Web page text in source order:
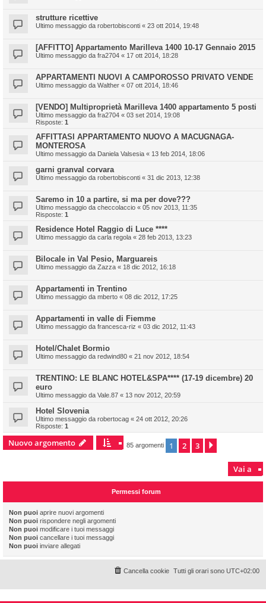
strutture ricettive
Ultimo messaggio da robertobisconti « 23 ott 2014, 19:48
[AFFITTO] Appartamento Marilleva 1400 10-17 Gennaio 2015
Ultimo messaggio da fra2704 « 17 ott 2014, 18:28
APPARTAMENTI NUOVI A CAMPOROSSO PRIVATO VENDE
Ultimo messaggio da Walther « 07 ott 2014, 18:46
[VENDO] Multiproprietà Marilleva 1400 appartamento 5 posti
Ultimo messaggio da fra2704 « 03 set 2014, 19:08
Risposte: 1
AFFITTASI APPARTAMENTO NUOVO A MACUGNAGA-
MONTEROSA
Ultimo messaggio da Daniela Valsesia « 13 feb 2014, 18:06
garni granval corvara
Ultimo messaggio da robertobisconti « 31 dic 2013, 12:38
Saremo in 10 a partire, si ma per dove???
Ultimo messaggio da checcolaccio « 05 nov 2013, 11:35
Risposte: 1
Residence Hotel Raggio di Luce ****
Ultimo messaggio da carla regola « 28 feb 2013, 13:23
Bilocale in Val Pesio, Marguareis
Ultimo messaggio da Zazza « 18 dic 2012, 16:18
Appartamenti in Trentino
Ultimo messaggio da mberto « 08 dic 2012, 17:25
Appartamenti in valle di Fiemme
Ultimo messaggio da francesca-riz « 03 dic 2012, 11:43
Hotel/Chalet Bormio
Ultimo messaggio da redwind80 « 21 nov 2012, 18:54
TRENTINO: LE BLANC HOTEL&SPA**** (17-19 dicembre) 20
euro
Ultimo messaggio da Vale.87 « 13 nov 2012, 20:59
Hotel Slovenia
Ultimo messaggio da robertocag « 24 ott 2012, 20:26
Risposte: 1
Nuovo argomento 85 argomenti 1 2 3
Vai a
Permessi forum
Non puoi aprire nuovi argomenti
Non puoi rispondere negli argomenti
Non puoi modificare i tuoi messaggi
Non puoi cancellare i tuoi messaggi
Non puoi inviare allegati
Tutti gli orari sono UTC+02:00
Cancella cookie